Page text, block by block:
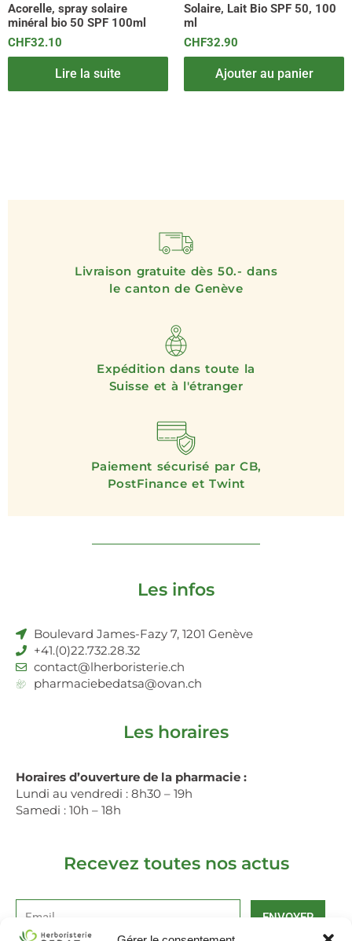
Acorelle, spray solaire
minéral bio 50 SPF 100ml
CHF32.10
Lire la suite
Solaire, Lait Bio SPF 50, 100
ml
CHF32.90
Ajouter au panier
Livraison gratuite dès 50.- dans
le canton de Genève
Expédition dans toute la
Suisse et à l'étranger
Paiement sécurisé par CB,
PostFinance et Twint
Les infos
Boulevard James-Fazy 7, 1201 Genève
+41.(0)22.732.28.32
contact@lherboristerie.ch
pharmaciebedatsa@ovan.ch
Les horaires
Horaires d’ouverture de la pharmacie :
Lundi au vendredi : 8h30 – 19h
Samedi : 10h – 18h
Recevez toutes nos actus
ENVOYER